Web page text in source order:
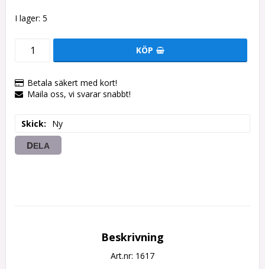
I lager: 5
KÖP
Betala säkert med kort!
Maila oss, vi svarar snabbt!
Skick Ny
DELA
Beskrivning
Art.nr: 1617